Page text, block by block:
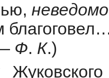
Ф. К.)